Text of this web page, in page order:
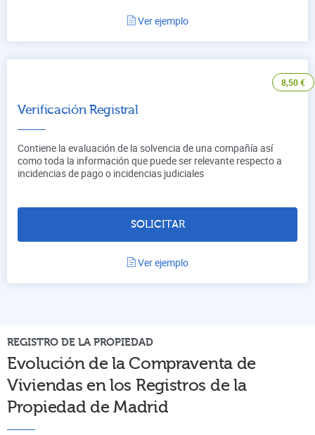
Ver ejemplo
8,50€
Verificación Registral
Contiene la evaluación de la solvencia de una compañía así
como toda la información que puede ser relevante respecto a
incidencias de pago o incidencias judiciales
SOLICITAR
Ver ejemplo
REGISTRO DE LA PROPIEDAD
Evolución de la Compraventa de
Viviendas en los Registros de la
Propiedad deMadrid